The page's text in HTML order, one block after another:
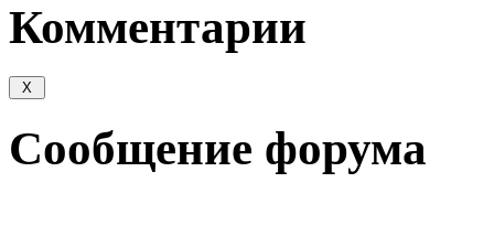
Комментарии
Сообщение форума